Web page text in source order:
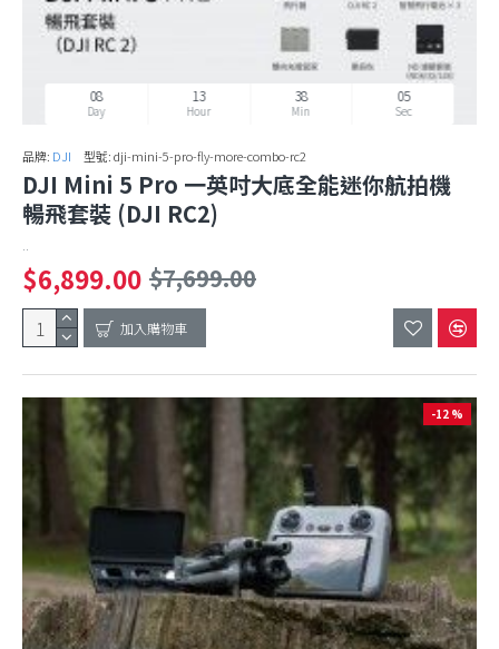
08
Day
13
Hour
38
Min
02
Sec
品牌: DJI 型號:dji-mini-5-pro-fly-more-combo-rc2
DJI Mini 5 Pro 一英吋大底全能迷你航拍機
暢飛套裝 (DJI RC2)
..
$6,899.00 $7,699.00
加入購物車
-12 %